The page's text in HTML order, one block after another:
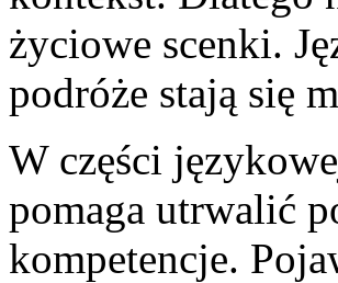
życiowe scenki.
podróże stają się
W części
pomaga utrwalić
kompetencje.